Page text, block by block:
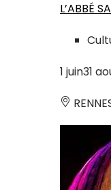
L’ABBÉ
1 juin31